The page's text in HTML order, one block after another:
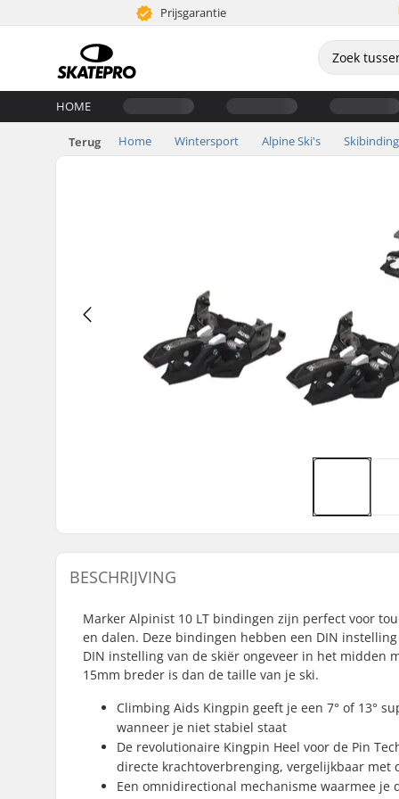
Prijsgarantie
HOME
Terug Home Wintersport Alpine Ski's
BESCHRIJVING
Marker Alpinist 10 LT bindingen zijn perfect voor
en dalen. Deze bindingen hebben een DIN
DIN instelling van de skiër ongeveer in het midden
15mm breder is dan de taille van je ski.
Climbing Aids Kingpin geeft je een 7° of 13°
wanneer je niet stabiel staat
De revolutionaire Kingpin Heel voor de Pin
directe krachtoverbrenging, vergelijkbaar met
Een omnidirectional mechanisme waarmee